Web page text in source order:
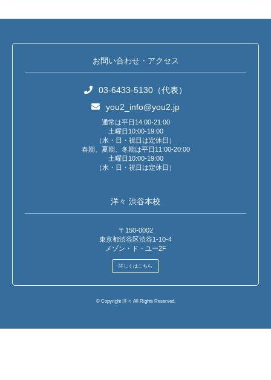
お問い合わせ・アクセス
03-6433-5130（代表）
you2_info@you2.jp
通常は平日14:00-21:00
土曜日10:00-19:00
（水・日・祝日は定休日）
春期、夏期、冬期は平日11:00-20:00
土曜日10:00-19:00
（水・日・祝日は定休日）
洋々 渋谷本校
〒150-0002
東京都渋谷区渋谷1-10-4
メゾン・ド・ユー2F
詳しくはこちら
© Copyright 洋々 All Rights Reserved.